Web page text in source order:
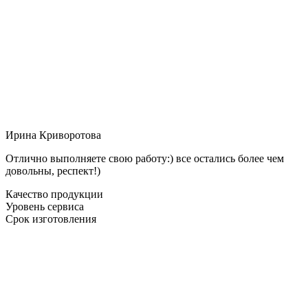
Ирина Криворотова
Отлично выполняете свою работу:) все остались более чем
довольны, респект!)
Качество продукции
Уровень сервиса
Срок изготовления